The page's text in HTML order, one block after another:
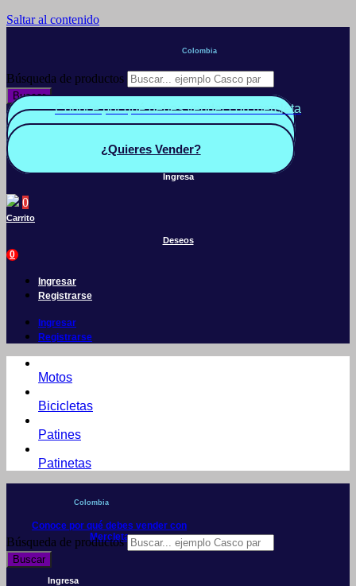
Saltar al contenido
Colombia
Búsqueda de productos
Buscar
Conoce por qué debes vender con mercleta
Quiero Vender
¿Quieres Vender?
Ingresa
0
Carrito
Deseos
0
Ingresar
Registrarse
Ingresar
Registrarse
Motos
Bicicletas
Patines
Patinetas
Colombia
Conoce por qué debes vender con
Mercleta
Búsqueda de productos
Buscar
Ingresa